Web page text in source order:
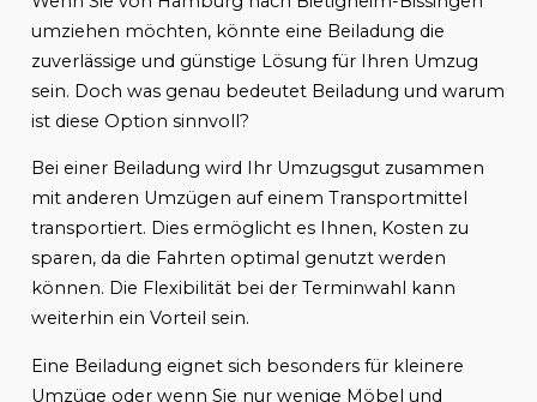
umziehen möchten, könnte eine Beiladung die
zuverlässige und günstige Lösung für Ihren Umzug
sein. Doch was genau bedeutet Beiladung und warum
ist diese Option sinnvoll?
Bei einer Beiladung wird Ihr Umzugsgut zusammen
mit anderen Umzügen auf einem Transportmittel
transportiert. Dies ermöglicht es Ihnen, Kosten zu
sparen, da die Fahrten optimal genutzt werden
können. Die Flexibilität bei der Terminwahl kann
weiterhin ein Vorteil sein.
Eine Beiladung eignet sich besonders für kleinere
Umzüge oder wenn Sie nur wenige Möbel und